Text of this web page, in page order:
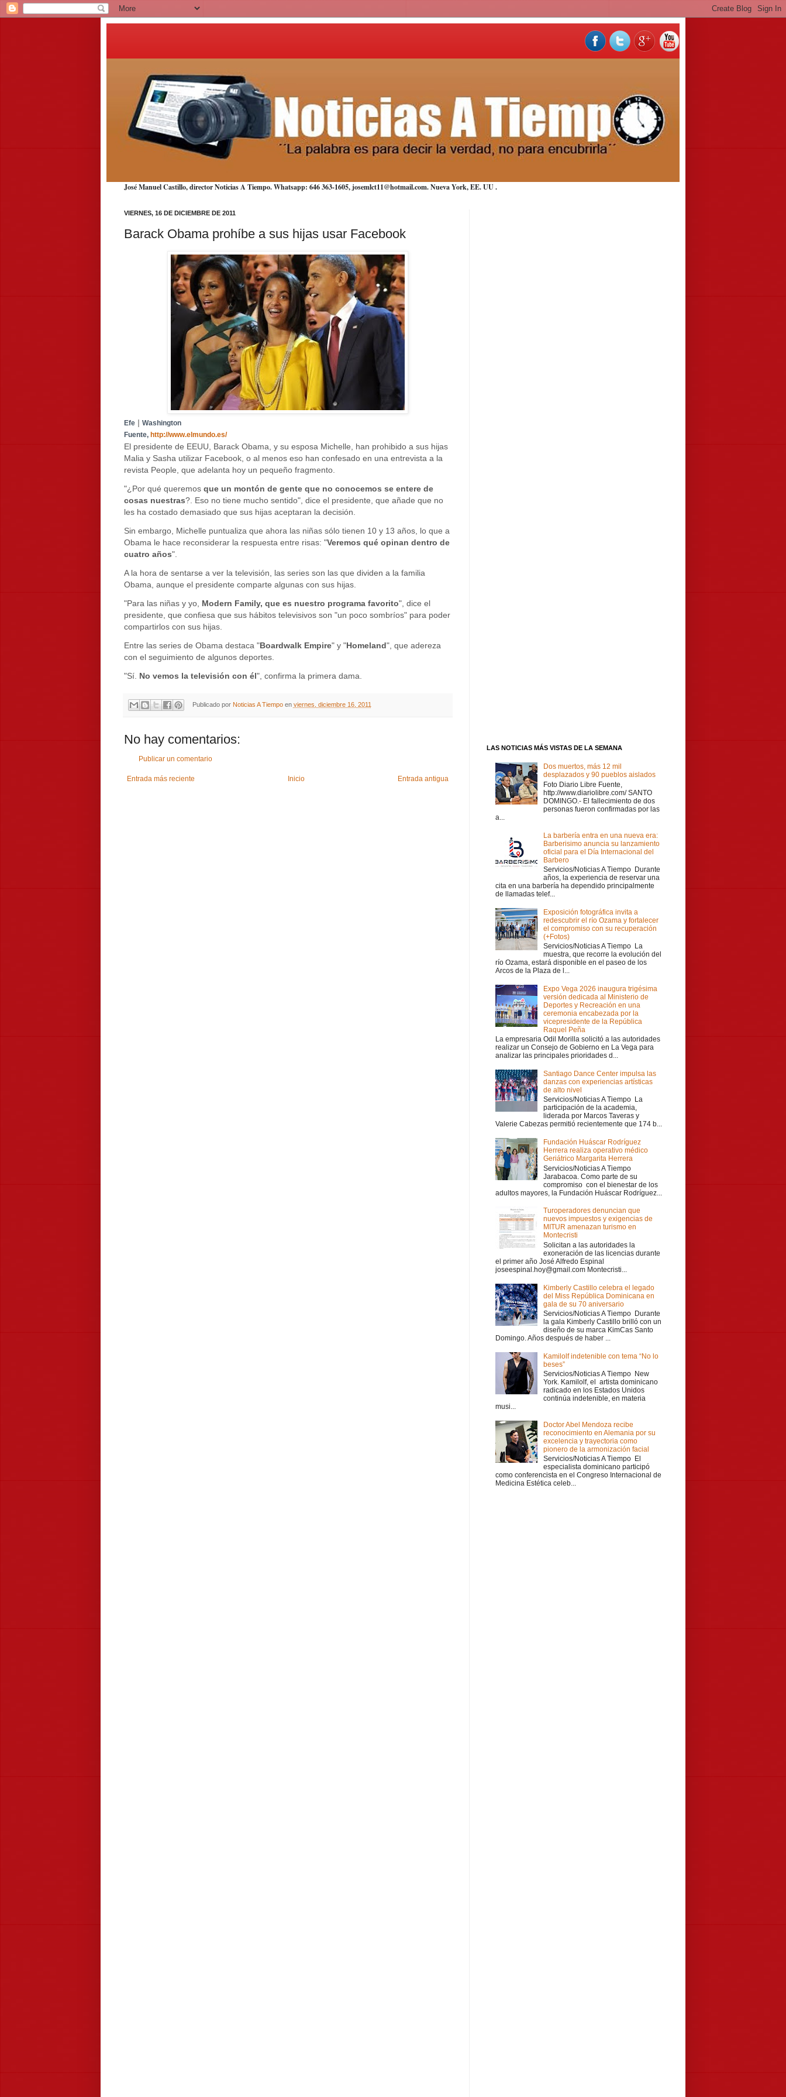
José Manuel Castillo, director Noticias A Tiempo. Whatsapp: 646 363-1605, josemlct11@hotmail.com. Nueva York,EE. UU.
VIERNES, 16 DE DICIEMBRE DE 2011
Barack Obama prohíbe a sus hijas usar Facebook
Efe | Washington
Fuente, http://www.elmundo.es/
El presidente de EEUU, Barack Obama, y su esposa Michelle, han prohibido a sus hijas
Malia y Sasha utilizar Facebook, o al menos eso han confesado en una entrevista a la
revista People, que adelanta hoy un pequeño fragmento.
"¿Por qué queremos que un montón de gente que no conocemos se entere de
cosas nuestras?. Eso no tiene mucho sentido", dice el presidente, que añade que no
les ha costado demasiado que sus hijas aceptaran la decisión.
Sin embargo, Michelle puntualiza que ahora las niñas sólo tienen 10 y 13 años, lo que a
Obama le hace reconsiderar la respuesta entre risas: "Veremos qué opinan dentro de
cuatro años".
A la hora de sentarse a ver la televisión, las series son las que dividen a la familia
Obama, aunque el presidente comparte algunas con sus hijas.
"Para las niñas y yo, Modern Family, que es nuestro programa favorito", dice el
presidente, que confiesa que sus hábitos televisivos son "un poco sombríos" para poder
compartirlos con sus hijas.
Entre las series de Obama destaca "Boardwalk Empire" y "Homeland", que adereza
con el seguimiento de algunos deportes.
"Sí. No vemos la televisión con él", confirma la primera dama.
Publicado por Noticias A Tiempo en viernes, diciembre 16, 2011
No hay comentarios:
Publicar un comentario
Entrada más reciente Entrada antigua
Inicio
LAS NOTICIAS MÁS VISTAS DE LA SEMANA
Dos muertos, más 12 mil
desplazados y 90 pueblos aislados
Foto Diario Libre Fuente,
http://www.diariolibre.com/ SANTO
DOMINGO.- El fallecimiento de dos
personas fueron confirmadas por las
a...
La barbería entra en una nueva era:
Barberisimo anuncia su lanzamiento
oficial para el Día Internacional del
Barbero
Servicios/Noticias A Tiempo Durante
años, la experiencia de reservar una
cita en una barbería ha dependido principalmente
de llamadas telef...
Exposición fotográfica invita a
redescubrir el río Ozama y fortalecer
el compromiso con su recuperación
(+Fotos)
Servicios/Noticias A Tiempo La
muestra, que recorre la evolución del
río Ozama, estará disponible en el paseo de los
Arcos de la Plaza de l...
Expo Vega 2026 inaugura trigésima
versión dedicada al Ministerio de
Deportes y Recreación en una
ceremonia encabezada por la
vicepresidente de la República
Raquel Peña
La empresaria Odil Morilla solicitó a las autoridades
realizar un Consejo de Gobierno en La Vega para
analizar las principales prioridades d...
Santiago Dance Center impulsa las
danzas con experiencias artísticas
de alto nivel
Servicios/Noticias A Tiempo La
participación de la academia,
liderada por Marcos Taveras y
Valerie Cabezas permitió recientemente que 174 b...
Fundación Huáscar Rodríguez
Herrera realiza operativo médico
Geriátrico Margarita Herrera
Servicios/Noticias A Tiempo
Jarabacoa. Como parte de su
compromiso con el bienestar de los
adultos mayores, la Fundación Huáscar Rodríguez...
Turoperadores denuncian que
nuevos impuestos y exigencias de
MITUR amenazan turismo en
Montecristi
Solicitan a las autoridades la
exoneración de las licencias durante
el primer año José Alfredo Espinal
joseespinal.hoy@gmail.com Montecristi...
Kimberly Castillo celebra el legado
del Miss República Dominicana en
gala de su 70 aniversario
Servicios/Noticias A Tiempo Durante
la gala Kimberly Castillo brilló con un
diseño de su marca KimCas Santo
Domingo. Años después de haber ...
Kamilolf indetenible con tema “No lo
beses”
Servicios/Noticias A Tiempo New
York. Kamilolf, el artista dominicano
radicado en los Estados Unidos
continúa indetenible, en materia
musi...
Doctor Abel Mendoza recibe
reconocimiento en Alemania por su
excelencia y trayectoria como
pionero de la armonización facial
Servicios/Noticias A Tiempo El
especialista dominicano participó
como conferencista en el Congreso Internacional de
Medicina Estética celeb...